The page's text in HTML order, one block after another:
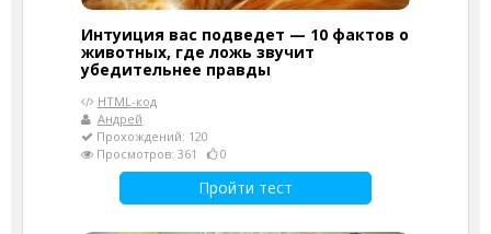
Интуиция вас подведет — 10 фактов о
животных, где ложь звучит
убедительнее правды
HTML-код
Андрей
Прохождений: 120
Просмотров: 361
0
Пройти тест